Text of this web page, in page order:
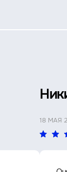
18 МАЯ